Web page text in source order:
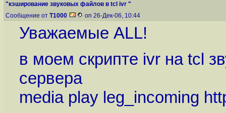
"кэширование звуковых файлов в tcl ivr "
Сообщение от T1000 on 26-Дек-06, 10:44
Уважаемые ALL!
в моем скрипте ivr на tcl
сервера
media play leg_incoming